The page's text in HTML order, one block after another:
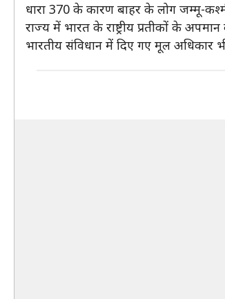
धारा 370 के कारण बाहर के लोग जम्मू-
राज्य में भारत के राष्ट्रीय प्रतीकों के
भारतीय संविधान में दिए गए मूल अधिकार